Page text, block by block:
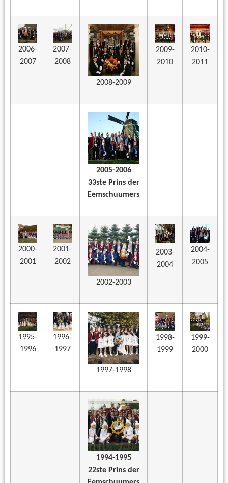
2006-
2007
2007-
2008
2008-2009
2009-
2010
2010-
2011
2005-2006
33ste Prins der
Eemschuumers
2000-
2001
2001-
2002
2002-2003
2003-
2004
2004-
2005
1995-
1996
1996-
1997
1997-1998
1998-
1999
1999-
2000
1994-1995
22ste Prins der